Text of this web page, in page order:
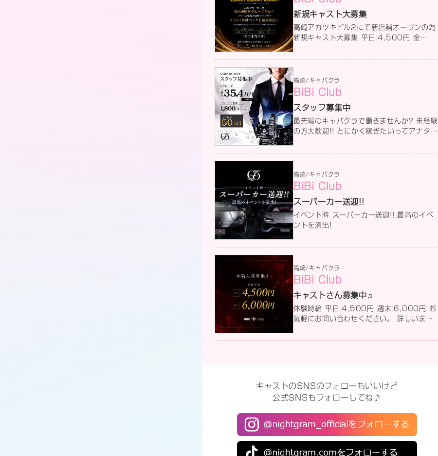
新規キャスト大募集
高崎アカツキビル2にて新店舗オープンの為
新規キャスト大募集 平日:4,500円 金
高崎/キャバクラ
BiBi Club
スタッフ募集中
最先端のキャバクラで働きませんか? 未経験
の方大歓迎!! とにかく稼ぎたいってアナタへ
とは可能です!! 先輩スタッフが丁寧にサポー
トしますので安心して下さい。 経験者の方
には他店にない待遇で働きやすい環境をご用
意しております。 詳しい求人情報はコチラ
高崎/キャバクラ
BiBi Club
スーパーカー送迎!!
イベント時 スーパーカー送迎!! 最高のイベ
ントを演出!
高崎/キャバクラ
BiBi Club
キャストさん募集中♫
体験時給 平日:4,500円 週末:6,000円 お
気軽にお問い合わせください。 詳しい求人
キャストのSNSのフォローもいいけど
公式SNSもフォローしてね♪